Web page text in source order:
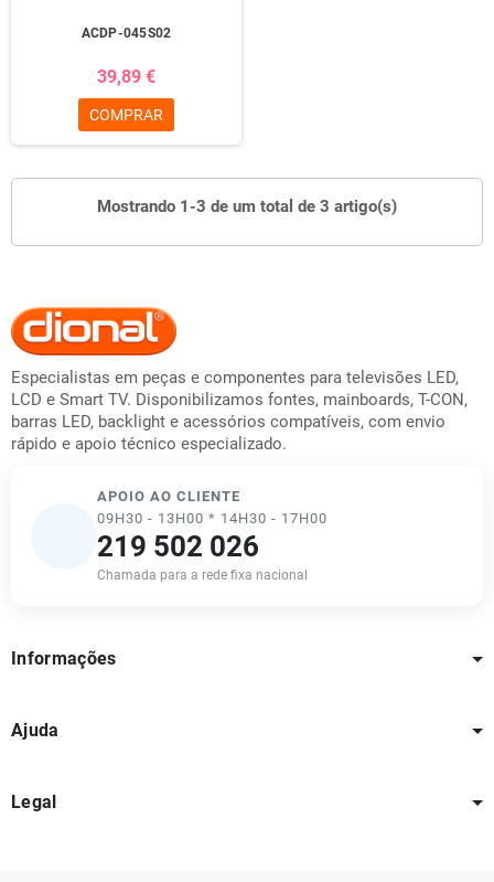
ACDP-045S02
39,89 €
COMPRAR
Mostrando 1-3 de um total de 3 artigo(s)
Especialistas em peças e componentes para televisões LED,
LCD e Smart TV. Disponibilizamos fontes, mainboards, T-CON,
barras LED, backlight e acessórios compatíveis, com envio
rápido e apoio técnico especializado.
APOIO AO CLIENTE
09H30 - 13H00 * 14H30 - 17H00
219 502 026
Chamada para a rede fixa nacional
Informações
Ajuda
Legal